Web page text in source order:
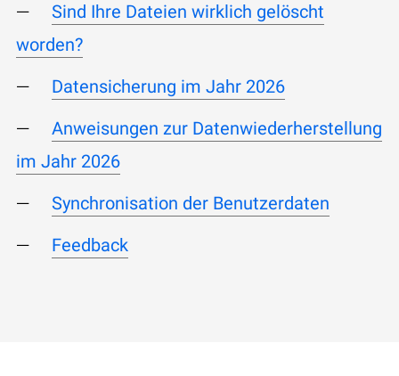
Sind Ihre Dateien wirklich gelöscht
worden?
Datensicherung im Jahr 2026
Anweisungen zur Datenwiederherstellung
im Jahr 2026
Synchronisation der Benutzerdaten
Feedback